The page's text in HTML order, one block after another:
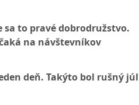
sa to pravé dobrodružstvo.
na návštevníkov
deň. Takýto bol rušný